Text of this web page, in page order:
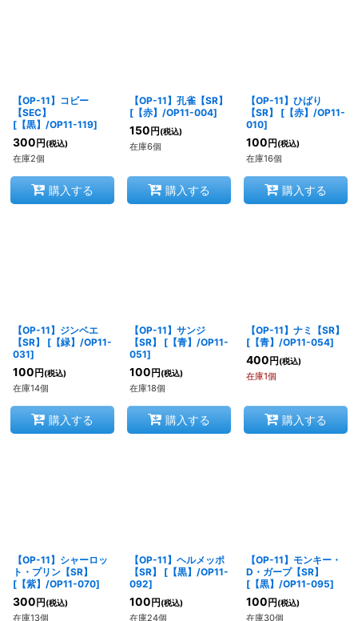
【OP-11】コビー
【SEC】
[ 【黒】/OP11-119]
300 円 (税込)
在庫2個
購入する
【OP-11】孔雀【SR】
[【赤】/OP11-004]
150 円 (税込)
在庫6個
購入する
【OP-11】ひばり
【SR】
[【赤】/OP11-
010]
100 円 (税込)
在庫16個
購入する
【OP-11】ジンベエ
【SR】
[ 【緑】/OP11-
031]
100 円 (税込)
在庫14個
購入する
【OP-11】サンジ
【SR】
[【青】/OP11-
051]
100 円 (税込)
在庫18個
購入する
【OP-11】ナミ【SR】
[【青】/OP11-054]
400 円 (税込)
在庫1個
購入する
【OP-11】シャーロッ
ト・プリン【SR】
[ 【紫】/OP11-070]
300 円 (税込)
在庫13個
【OP-11】ヘルメッポ
【SR】
[【黒】/OP11-
092]
100 円 (税込)
在庫24個
【OP-11】モンキー・
D・ガープ【SR】
[【黒】/OP11-095]
100 円 (税込)
在庫30個